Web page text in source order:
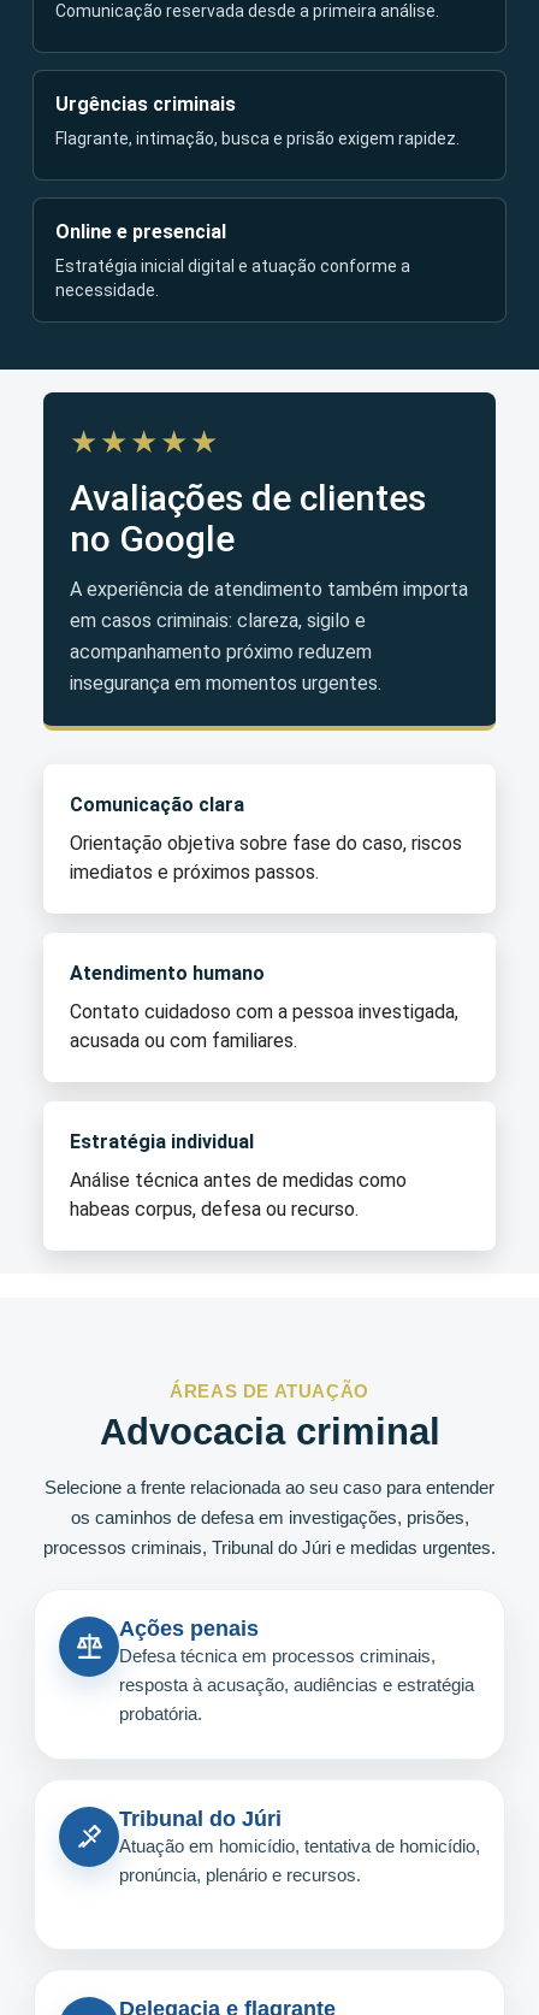
Comunicação reservada desde a primeira análise.
Urgências criminais
Flagrante, intimação, busca e prisão exigem rapidez.
Online e presencial
Estratégia inicial digital e atuação conforme a
necessidade.
★★★★★
Avaliações de clientes
no Google
A experiência de atendimento também importa
em casos criminais: clareza, sigilo e
acompanhamento próximo reduzem
insegurança em momentos urgentes.
Comunicação clara
Orientação objetiva sobre fase do caso, riscos
imediatos e próximos passos.
Atendimento humano
Contato cuidadoso com a pessoa investigada,
acusada ou com familiares.
Estratégia individual
Análise técnica antes de medidas como
habeas corpus, defesa ou recurso.
ÁREAS DE ATUAÇÃO
Advocacia criminal
Selecione a frente relacionada ao seu caso para entender
os caminhos de defesa em investigações, prisões,
processos criminais, Tribunal do Júri e medidas urgentes.
Ações penais
Defesa técnica em processos criminais,
resposta à acusação, audiências e estratégia
probatória.
Tribunal do Júri
Atuação em homicídio, tentativa de homicídio,
pronúncia, plenário e recursos.
Delegacia e flagrante